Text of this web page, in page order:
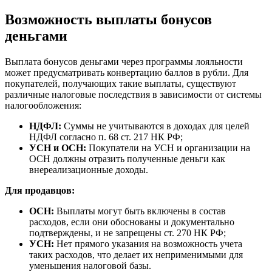
Возможность выплаты бонусов
деньгами
Выплата бонусов деньгами через программы лояльности
может предусматривать конвертацию баллов в рубли. Для
покупателей, получающих такие выплаты, существуют
различные налоговые последствия в зависимости от системы
налогообложения:
НДФЛ: Суммы не учитываются в доходах для целей
НДФЛ согласно п. 68 ст. 217 НК РФ;
УСН и ОСН: Покупатели на УСН и организации на
ОСН должны отразить полученные деньги как
внереализационные доходы.
Для продавцов:
ОСН: Выплаты могут быть включены в состав
расходов, если они обоснованы и документально
подтверждены, и не запрещены ст. 270 НК РФ;
УСН: Нет прямого указания на возможность учета
таких расходов, что делает их неприменимыми для
уменьшения налоговой базы.